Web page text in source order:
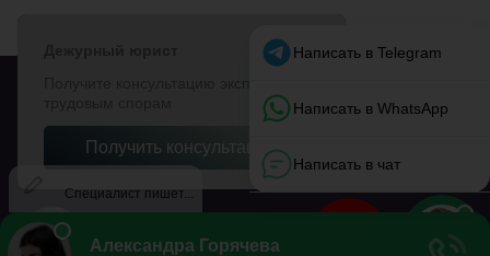
МОЁ ТАКСИ
Обратная связь О сайте